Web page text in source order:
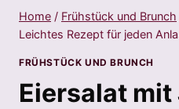
Home / Frühstück und Brunch
Leichtes Rezept für jeden
FRÜHSTÜCK UND BRUNCH
Eiersalat